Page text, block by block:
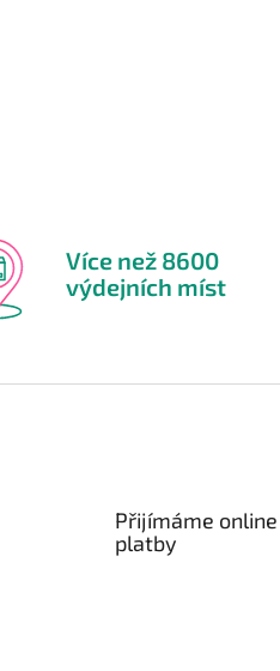
Více než 8600
výdejních míst
Přijímáme online
platby